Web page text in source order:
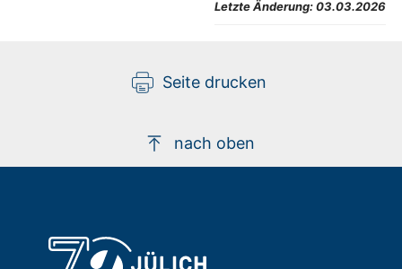
Letzte Änderung:03.03.2026
Seite drucken
nach oben